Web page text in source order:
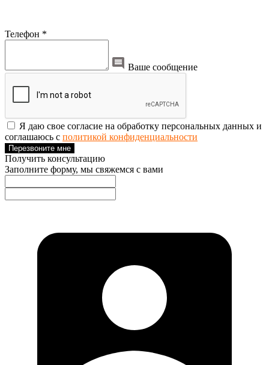
Телефон *
Ваше сообщение
Я даю свое согласие на обработку персональных данных и
соглашаюсь с политикой конфиденциальности
Перезвоните мне
Получить консультацию
Заполните форму, мы свяжемся с вами